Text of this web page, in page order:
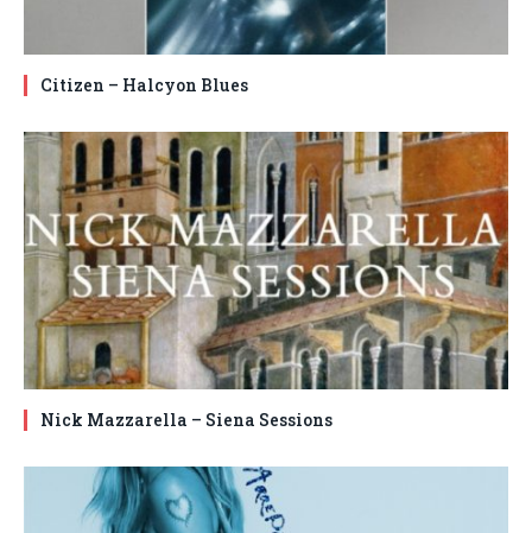
Citizen – Halcyon Blues
Nick Mazzarella – Siena Sessions